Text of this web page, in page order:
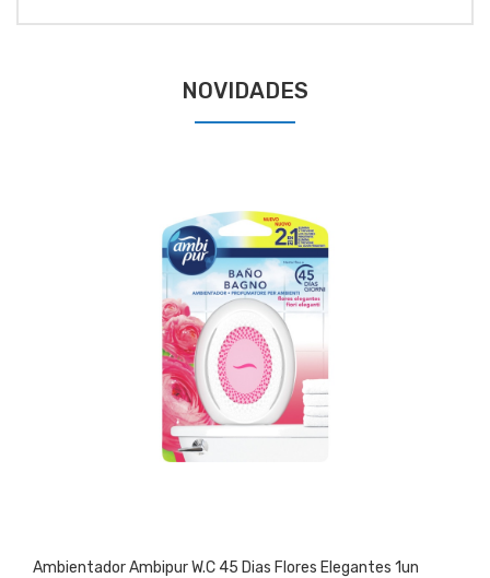
NOVIDADES
Ambientador Ambipur W.C 45 Dias Flores Elegantes 1un